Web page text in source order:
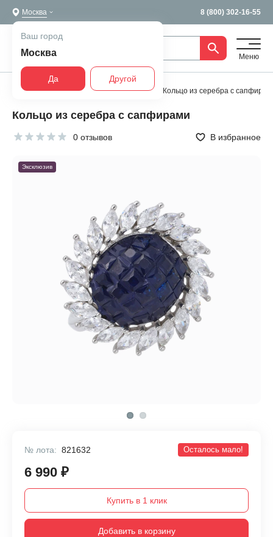
Москва 8 (800) 302-16-55
Ваш город
Москва
Да Другой
Меню
Главная Все украшения Кольца Кольцо из серебра с
Кольцо из серебра с сапфирами
0 отзывов В избранное
Эксклюзив
№ лота: 821632 Осталось мало!
6 990 ₽
Купить в 1 клик
Добавить в корзину